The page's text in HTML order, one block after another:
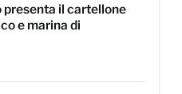
presenta il cartellone
e marina di